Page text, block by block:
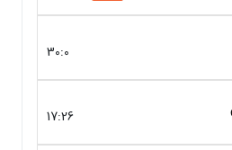
30:0
17:26